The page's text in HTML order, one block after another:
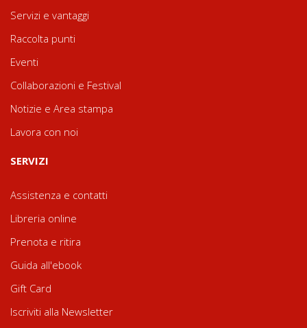
Servizi e vantaggi
Raccolta punti
Eventi
Collaborazioni e Festival
Notizie e Area stampa
Lavora con noi
SERVIZI
Assistenza e contatti
Libreria online
Prenota e ritira
Guida all'ebook
Gift Card
Iscriviti alla Newsletter